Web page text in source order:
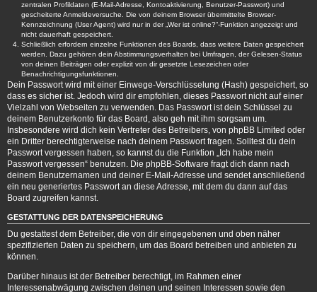
zentralen Profildaten (E-Mail-Adresse, Kontoaktivierung, Benutzer-Passwort) und
gescheiterte Anmeldeversuche. Die von deinem Browser übermittelte Browser-
Kennzeichnung (User Agent) wird nur in der „Wer ist online?“-Funktion angezeigt und
nicht dauerhaft gespeichert.
Schließlich erfordern einzelne Funktionen des Boards, dass weitere Daten gespeichert
werden. Dazu gehören dein Abstimmungsverhalten bei Umfragen, der Gelesen-Status
von deinen Beiträgen oder explizit von dir gesetzte Lesezeichen oder
Benachrichtigungsfunktionen.
Dein Passwort wird mit einer Einwege-Verschlüsselung (Hash) gespeichert, so
dass es sicher ist. Jedoch wird dir empfohlen, dieses Passwort nicht auf einer
Vielzahl von Webseiten zu verwenden. Das Passwort ist dein Schlüssel zu
deinem Benutzerkonto für das Board, also geh mit ihm sorgsam um.
Insbesondere wird dich kein Vertreter des Betreibers, von phpBB Limited oder
ein Dritter berechtigterweise nach deinem Passwort fragen. Solltest du dein
Passwort vergessen haben, so kannst du die Funktion „Ich habe mein
Passwort vergessen“ benutzen. Die phpBB-Software fragt dich dann nach
deinem Benutzernamen und deiner E-Mail-Adresse und sendet anschließend
ein neu generiertes Passwort an diese Adresse, mit dem du dann auf das
Board zugreifen kannst.
GESTATTUNG DER DATENSPEICHERUNG
Du gestattest dem Betreiber, die von dir eingegebenen und oben näher
spezifizierten Daten zu speichern, um das Board betreiben und anbieten zu
können.
Darüber hinaus ist der Betreiber berechtigt, im Rahmen einer
Interessenabwägung zwischen deinen und seinen Interessen sowie den